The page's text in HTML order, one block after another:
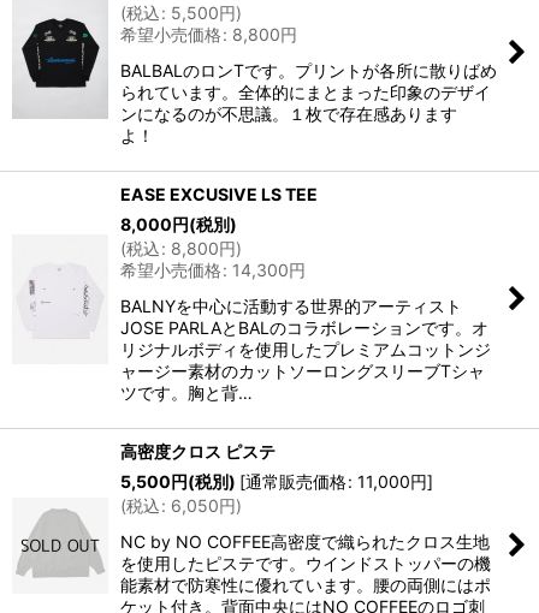
(税込: 5,500円)
希望小売価格: 8,800円
BALBALのロンTです。プリントが各所に散りばめ
られています。全体的にまとまった印象のデザイ
ンになるのが不思議。１枚で存在感あります
よ！
EASE EXCUSIVE LS TEE
8,000円(税別)
(税込: 8,800円)
希望小売価格: 14,300円
BALNYを中心に活動する世界的アーティスト
JOSE PARLAとBALのコラボレーションです。オ
リジナルボディを使用したプレミアムコットンジ
ャージー素材のカットソーロングスリーブTシャ
ツです。胸と背…
高密度クロス ピステ
5,500円(税別) [通常販売価格: 11,000円]
(税込: 6,050円)
NC by NO COFFEE高密度で織られたクロス生地
を使用したピステです。ウインドストッパーの機
能素材で防寒性に優れています。腰の両側にはポ
ケット付き。背面中央にはNO COFFEEのロゴ刺